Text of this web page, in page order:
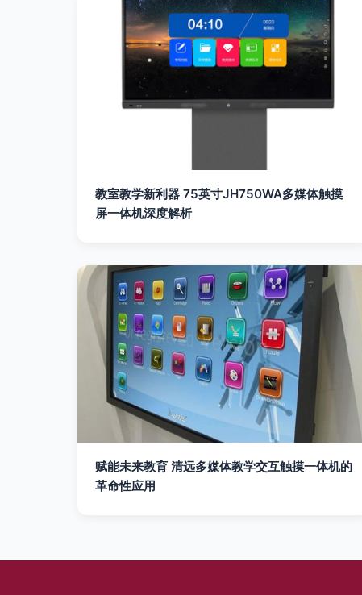
教室教学新利器 75英寸JH750WA多媒体触摸
屏一体机深度解析
赋能未来教育 清远多媒体教学交互触摸一体机的
革命性应用